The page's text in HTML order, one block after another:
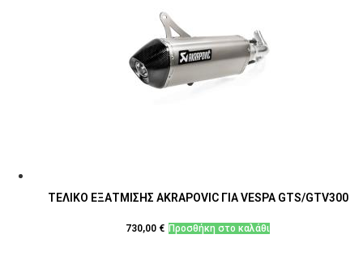
ΤΕΛΙΚΟ ΕΞΑΤΜΙΣΗΣ AKRAPOVIC ΓΙΑ VESPA GTS/GTV300
730,00 € Προσθήκη στο καλάθι